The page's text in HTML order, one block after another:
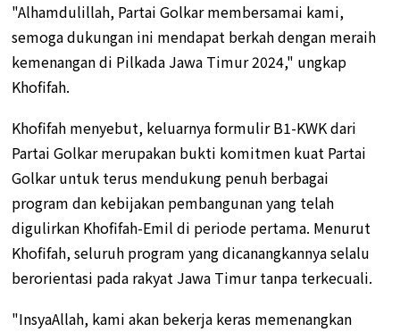
"Alhamdulillah, Partai Golkar membersamai kami,
semoga dukungan ini mendapat berkah dengan meraih
kemenangan di Pilkada Jawa Timur 2024," ungkap
Khofifah.
Khofifah menyebut, keluarnya formulir B1-KWK dari
Partai Golkar merupakan bukti komitmen kuat Partai
Golkar untuk terus mendukung penuh berbagai
program dan kebijakan pembangunan yang telah
digulirkan Khofifah-Emil di periode pertama. Menurut
Khofifah, seluruh program yang dicanangkannya selalu
berorientasi pada rakyat Jawa Timur tanpa terkecuali.
"InsyaAllah, kami akan bekerja keras memenangkan